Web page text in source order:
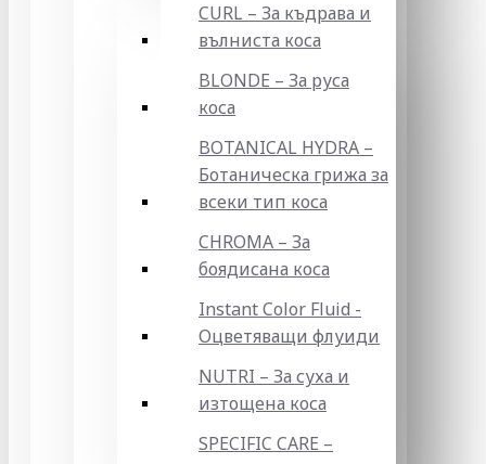
CURL – За къдрава и
вълниста коса
BLONDE – За руса
коса
BOTANICAL HYDRA –
Ботаническа грижа за
всеки тип коса
CHROMA – За
боядисана коса
Instant Color Fluid -
Оцветяващи флуиди
NUTRI – За суха и
изтощена коса
SPECIFIC CARE –